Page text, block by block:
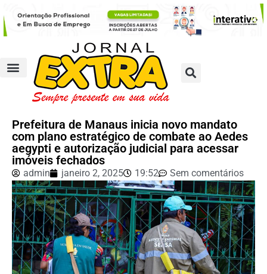
Prefeitura de Manaus inicia novo mandato
com plano estratégico de combate ao Aedes
aegypti e autorização judicial para acessar
imóveis fechados
admin janeiro 2, 2025 19:52 Sem comentários